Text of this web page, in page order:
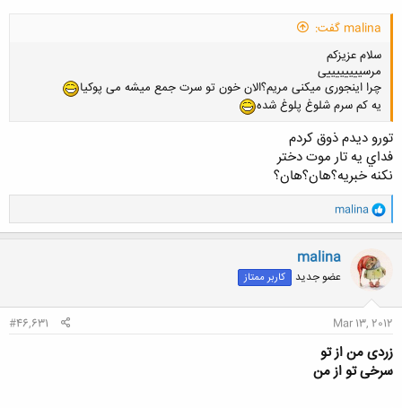
malina گفت:
سلام عزیزکم
مرسییییییییی
چرا اینجوری میکنی مریم؟الان خون تو سرت جمع میشه می پوکیا
یه کم سرم شلوغ پلوغ شده
تورو ديدم ذوق كردم
فداي يه تار موت دختر
نكنه خبريه؟هان؟هان؟
و
ا
ک
ن
ش
ه
ا
malina
malina
عضو جدید کاربر ممتاز
Mar 13, 2012
#46,631
زردی من از تو
سرخی تو از من